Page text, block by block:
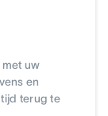
uw
en
terug te